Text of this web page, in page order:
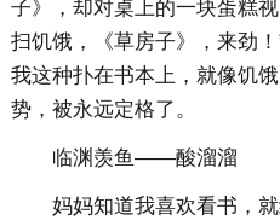
子》，却对桌上的一块蛋糕
扫饥饿，《草房子》，来劲
我这种扑在书本上，就像饥
势，被永远定格了。
临渊羡鱼——酸溜溜
妈妈知道我喜欢看书，